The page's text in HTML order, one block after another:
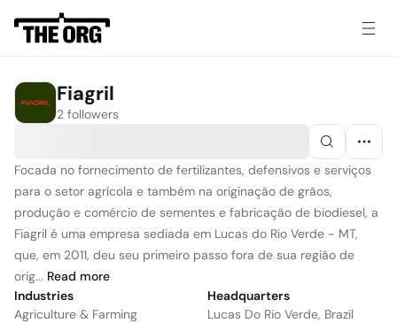
Fiagril
2 followers
Focada no fornecimento de fertilizantes, defensivos e serviços
para o setor agrícola e também na originação de grãos,
produção e comércio de sementes e fabricação de biodiesel, a
Fiagril é uma empresa sediada em Lucas do Rio Verde - MT,
que, em 2011, deu seu primeiro passo fora de sua região de
orig... Read more
Industries
Agriculture & Farming
Headquarters
Lucas Do Rio Verde, Brazil